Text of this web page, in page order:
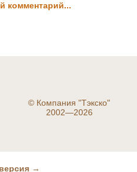
комментарий...
© Компания "Тэкско"
2002—2026
→